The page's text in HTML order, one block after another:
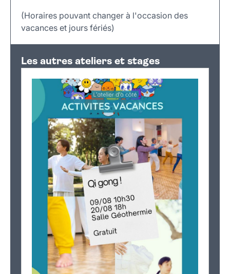
(Horaires pouvant changer à l'occasion des
vacances et jours fériés)
+
−
Les autres ateliers et stages